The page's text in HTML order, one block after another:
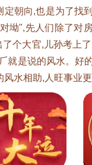
朝向,也是为了找
坳",先人们除了对
个大官,儿孙考上
就是说的风水。好
水相助,人旺事业更